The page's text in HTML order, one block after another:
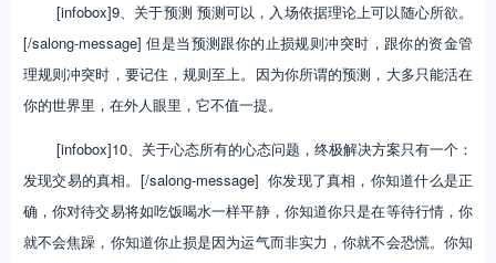
[infobox]9、关于预测 预测可以，入场依据理论上可以随心所欲。
[/salong-message] 但是当预测跟你的止损规则冲突时，跟你的资金管
理规则冲突时，要记住，规则至上。因为你所谓的预测，大多只能活在
你的世界里，在外人眼里，它不值一提。
[infobox]10、关于心态所有的心态问题，终极解决方案只有一个：
发现交易的真相。[/salong-message] 你发现了真相，你知道什么是正
确，你对待交易将如吃饭喝水一样平静，你知道你只是在等待行情，你
就不会焦躁，你知道你止损是因为运气而非实力，你就不会恐慌。你知